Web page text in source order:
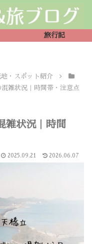
旅行記
・スポット紹介
混雑状況｜時間帯・注意点
雑状況｜時間
2025.09.21 2026.06.07